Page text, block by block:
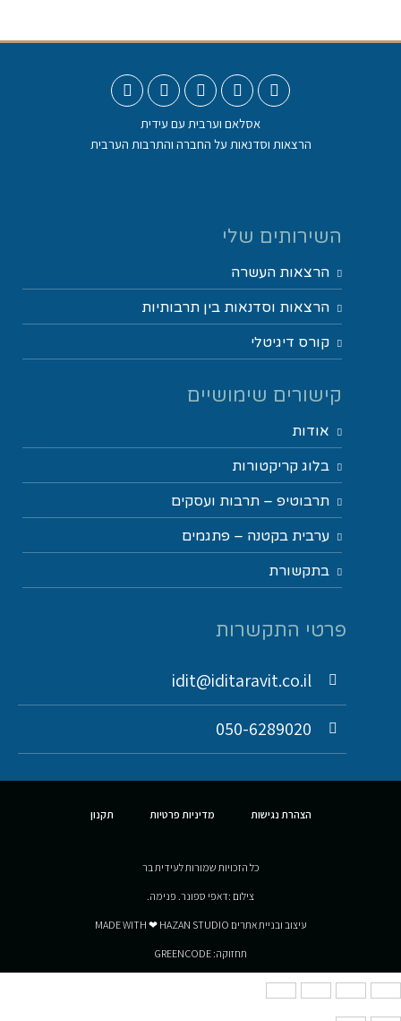
אסלאם וערבית עם עידית
הרצאות וסדנאות על החברה והתרבות הערבית
השירותים שלי
הרצאות העשרה
הרצאות וסדנאות בין תרבותיות
קורס דיגיטלי
קישורים שימושיים
אודות
בלוג קריקטורות
תרבוטיפ – תרבות ועסקים
ערבית בקטנה – פתגמים
בתקשורת
פרטי התקשרות
idit@iditaravit.co.il
050-6289020
הצהרת נגישות מדיניות פרטיות תקנון
כל הזכויות שמורות לעידית בר
צילום :דאפי ספונר. פנימה.
עיצוב ובניית אתרים MADE WITH ❤ HAZAN STUDIO
תחזוקה: GREENCODE